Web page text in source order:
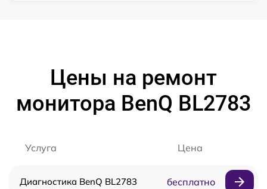
Цены на ремонт
монитора BenQ BL2783
Услуга Цена
Диагностика BenQ BL2783 бесплатно